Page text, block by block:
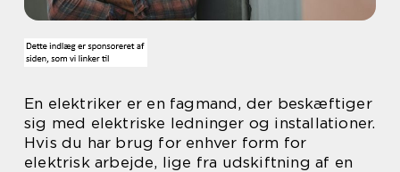
En elektriker er en fagmand, der beskæftiger
sig med elektriske ledninger og installationer.
Hvis du har brug for enhver form for
elektrisk arbejde, lige fra udskiftning af en